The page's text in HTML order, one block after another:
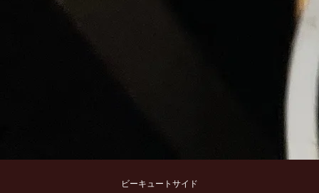
ビーキュートサイド